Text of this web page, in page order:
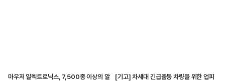
마우저 일렉트로닉스, 7,500종 이상의 알
[기고] 차세대 긴급출동 차량을 위한 업피